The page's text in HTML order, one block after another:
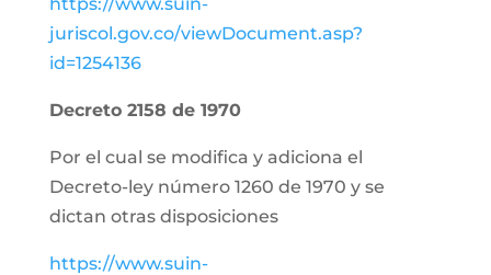
juriscol.gov.co/viewDocument.asp?
id=1254136
Decreto 2158 de 1970
Por el cual se modifica y adiciona el
Decreto-ley número 1260 de 1970 y se
dictan otras disposiciones
https://www.suin-